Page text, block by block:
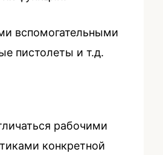
вспомогательными
пистолеты и т.д.
рабочими
конкретной